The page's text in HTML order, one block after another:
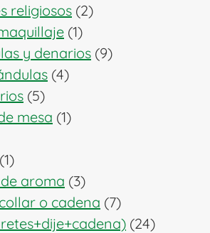
productos
religiosos 22
11
producto
y denarios 99
44
55
productos
mesa 11
11
producto
aroma 33
productos
o cadena 77
productos
2424